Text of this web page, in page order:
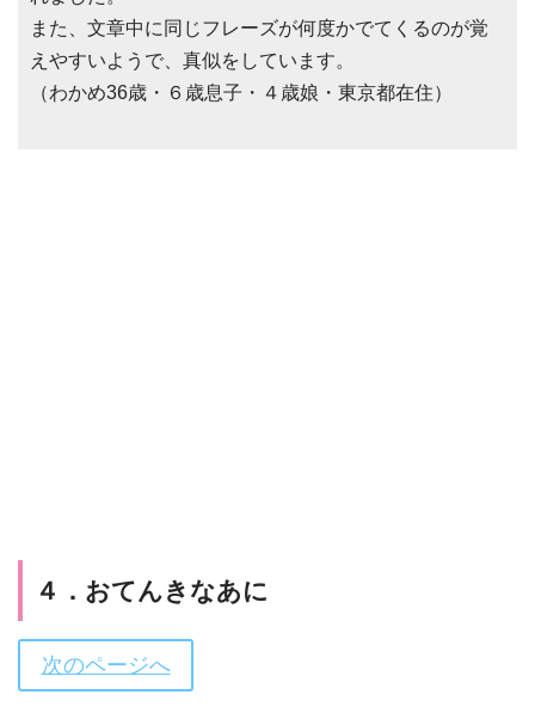
また、文章中に同じフレーズが何度かでてくるのが覚
えやすいようで、真似をしています。
（わかめ36歳・６歳息子・４歳娘・東京都在住）
４．おてんきなあに
次のページへ